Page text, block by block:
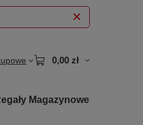
0,00 zł
Magazynowe